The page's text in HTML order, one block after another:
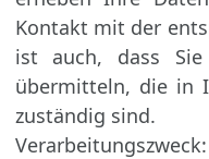
Kontakt mit der
ist auch, dass
übermitteln, die in
zuständig sind.